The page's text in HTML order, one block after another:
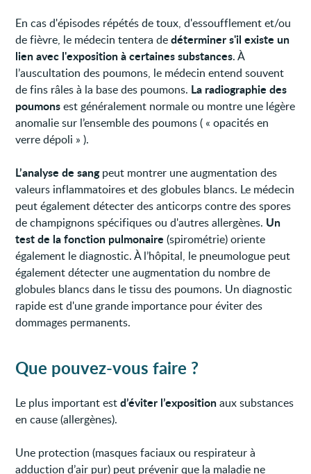
En cas d'épisodes répétés de toux, d'essoufflement et/ou
de fièvre, le médecin tentera dedéterminer s'il existe un
lien avec l'exposition à certaines substances. À
l’auscultation des poumons, le médecin entend souvent
de fins râles à la base des poumons. La radiographie des
poumonsest généralement normale ou montre une légère
anomalie sur l’ensemble des poumons ( « opacités en
verre dépoli » ).
L’analyse de sangpeut montrer une augmentation des
valeurs inflammatoires et des globules blancs. Le médecin
peut également détecter des anticorps contre des spores
de champignons spécifiques ou d'autres allergènes. Un
test de la fonction pulmonaire (spirométrie) oriente
également le diagnostic. À l’hôpital, le pneumologue peut
également détecter une augmentation du nombre de
globules blancs dans le tissu des poumons. Un diagnostic
rapide est d'une grande importance pour éviter des
dommages permanents.
Que pouvez-vous faire ?
Le plus important estd’éviter l’expositionaux substances
en cause (allergènes).
Une protection (masques faciaux ou respirateur à
adduction d’air pur) peut prévenir que la maladie ne